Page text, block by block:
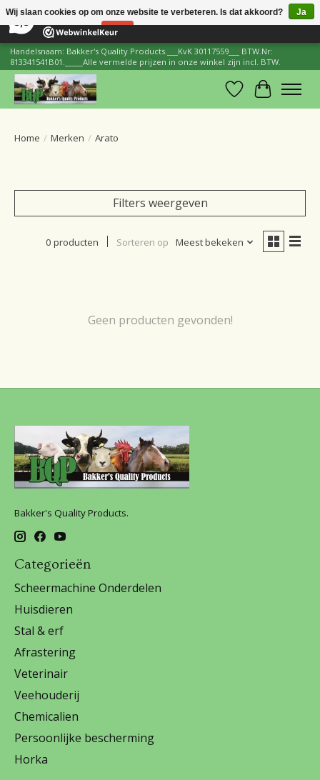
206 Reviews ×
Handelsnaam: Bakker's Quality Products.___KvK 30117559___ BTW.Nr:
813341541B01._____Alle vermelde prijzen in onze winkel zijn incl. BTW.
Verlanglijst
Home / Merken / Arato
Filters weergeven
0 producten Sorteren op Meest bekeken
Geen producten gevonden!
Bakker's Quality Products.
Categorieën
Scheermachine Onderdelen
Huisdieren
Stal & erf
Afrastering
Veterinair
Veehouderij
Chemicalien
Persoonlijke bescherming
Horka
Wij slaan cookies op om onze website te verbeteren. Is dat akkoord?
Ja
Nee